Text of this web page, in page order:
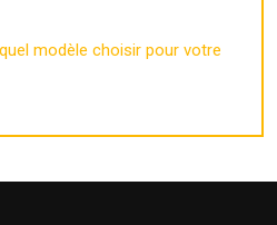
modèle choisir pour votre